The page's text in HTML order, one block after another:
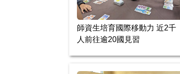
師資生培育國際移動力 近2千
人前往逾20國見習